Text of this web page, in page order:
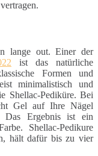
lange out. Einer der
ist das natürliche
Formen und
minimalistisch und
Shellac-Pediküre. Bei
Gel auf Ihre Nägel
Das Ergebnis ist ein
Shellac-Pedikure
hält dafür bis zu vier